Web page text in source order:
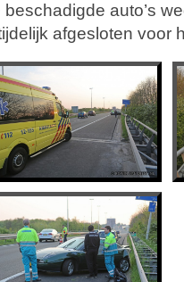
auto’s
afgesloten voor